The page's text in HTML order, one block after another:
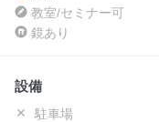
教室/セミナー可
鏡あり
設備
駐車場